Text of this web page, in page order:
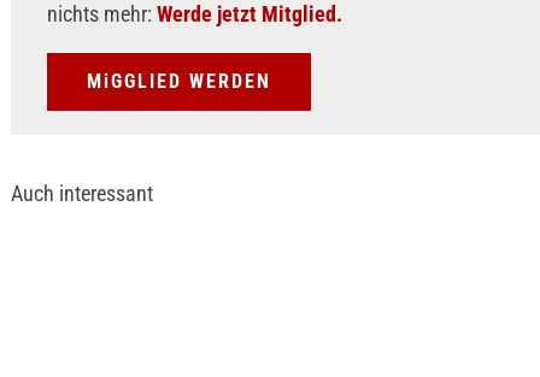
nichts mehr: Werde jetzt Mitglied.
MiGGLIED WERDEN
Auch interessant